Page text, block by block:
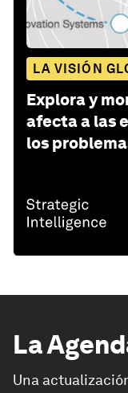
LA VISIÓN
Explora y
afecta a las
los
La
Una